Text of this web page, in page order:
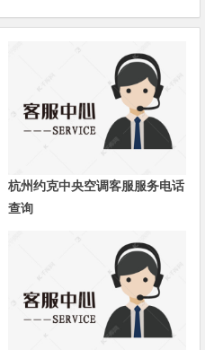
杭州约克中央空调客服服务电话
查询